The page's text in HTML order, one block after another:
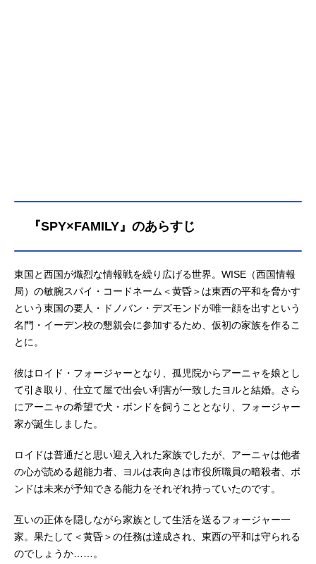
『SPY×FAMILY』のあらすじ
東国と西国が熾烈な情報戦を繰り広げる世界。WISE（西国情報
局）の敏腕スパイ・コードネーム＜黄昏＞は東西の平和を脅かす
という東国の要人・ドノバン・デズモンドが唯一顔を出すという
名門・イーデン校の懇親会に参加するため、仮初の家族を作るこ
とに。
彼はロイド・フォージャーとなり、孤児院からアーニャを娘とし
て引き取り、仕立て屋で出会い利害が一致したヨルと結婚。さら
にアーニャの希望で犬・ボンドを飼うこととなり、フォージャー
家が誕生しました。
ロイドは普通だと思い迎え入れた家族でしたが、アーニャは他者
の心が読める超能力者、ヨルは表向きは市役所職員の暗殺者、ボ
ンドは未来が予知できる能力をそれぞれ持っていたのです。
互いの正体を隠しながら家族として生活を送るフォージャー一
家。果たして＜黄昏＞の任務は達成され、東西の平和は守られる
のでしょうか……。